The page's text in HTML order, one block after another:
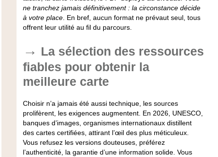
ne tranchez jamais définitivement : la circonstance décide
à votre place. En bref, aucun format ne prévaut seul, tous
offrent leur utilité au fil du parcours.
La sélection des ressources
fiables pour obtenir la
meilleure carte
Choisir n’a jamais été aussi technique, les sources
prolifèrent, les exigences augmentent. En 2026, UNESCO,
banques d’images, organismes internationaux distillent
des cartes certifiées, attirant l’œil des plus méticuleux.
Vous refusez les versions douteuses, préférez
l’authenticité, la garantie d’une information solide. Vous